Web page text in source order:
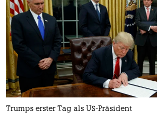
Trumps erster Tag als US-Präsident